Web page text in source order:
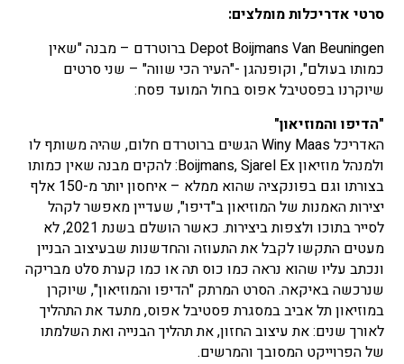
סרטי אדריכלות מומלצים:
Depot Boijmans Van Beuningen ברוטרדם – מבנה "שאין
כמותו בעולם", וקופנהגן -"העיר הכי שווה" – שני סרטים
שיוקרנו בפסטיבל אפוס בחול המועד פסח:
"הדיפו והמוזיאון"
האדריכל Winy Maas הגשים ברוטרדם חלום, שהיה משותף לו
ולמנהל מוזיאון Boijmans, Sjarel Ex: להקים מבנה שאין כמותו
בצורתו וגם בפונקציה שהוא ממלא – איחסון יותר מ-150 אלף
יצירות האמנות של המוזיאון ב"דיפו", שעדיין מאפשר לקהל
לסייר בתוכו ולצפות ביצירות. כאשר הושלם בשנת 2021, לא
מעטים התקשו לקבל את התעוזה והחדשנות שבעיצוב הבניין
ונכתב עליו שהוא נראה כמו כוס תה או כמו קערת סלט מבריקה
שנרכשה באיקאה. הסרט המרתק "הדיפו והמוזיאון", שיוקרן
במוזיאון תל אביב במסגרת פסטיבל אפוס, מתעד את התהליך
לאורך שנים: את עיצוב החזון, את תהליך הבנייה ואת השלמתו
של הפרוייקט המסובך והמרשים.